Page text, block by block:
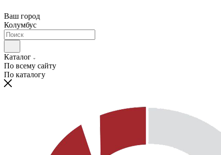
Ваш город
Колумбус
Каталог
По всему сайту
По каталогу